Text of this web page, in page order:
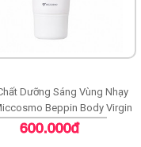
Dưỡng Sáng Vùng Nhạy
Beppin Body Virgin
White Serum
600.000đ